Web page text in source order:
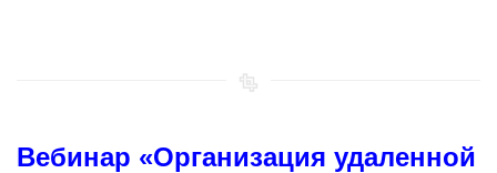
Вебинар «Организация удаленной